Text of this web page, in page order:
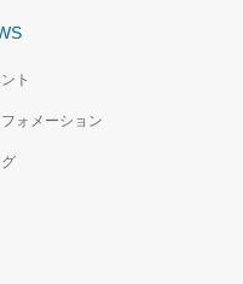
ト
ォメーション